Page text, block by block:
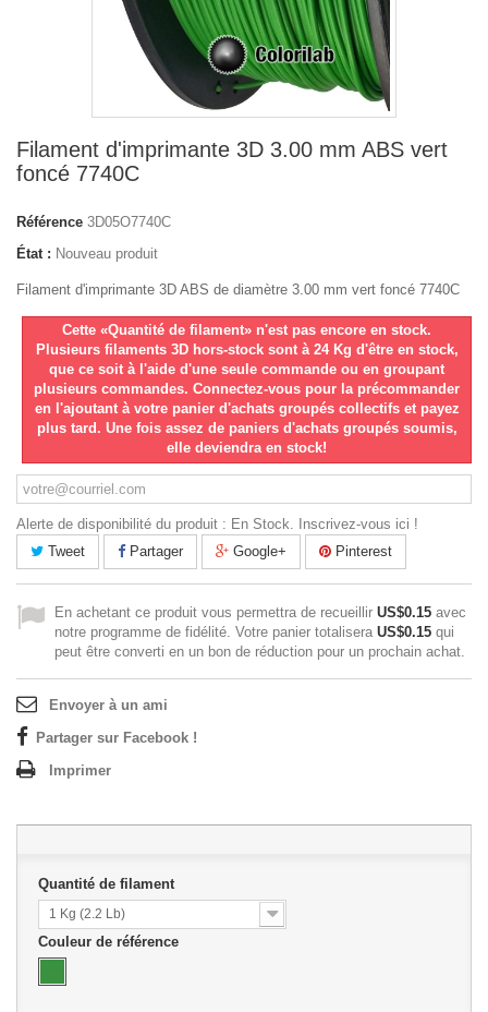
Filament d'imprimante 3D 3.00 mm ABS vert
foncé 7740C
Référence 3D05O7740C
État : Nouveau produit
Filament d'imprimante 3D ABS de diamètre 3.00 mm vert foncé 7740C
Cette «Quantité de filament» n'est pas encore en stock.
Plusieurs filaments 3D hors-stock sont à 24 Kg d'être en stock,
que ce soit à l'aide d'une seule commande ou en groupant
plusieurs commandes. Connectez-vous pour la précommander
en l'ajoutant à votre panier d'achats groupés collectifs et payez
plus tard. Une fois assez de paniers d'achats groupés soumis,
elle deviendra en stock!
Alerte de disponibilité du produit : En Stock. Inscrivez-vous ici !
Tweet
Partager Google+ Pinterest
En achetant ce produit vous permettra de recueillir US$0.15 avec
notre programme de fidélité. Votre panier totalisera US$0.15 qui
peut être converti en un bon de réduction pour un prochain achat.
Envoyer à un ami
Partager sur Facebook !
Imprimer
Quantité de filament
1 Kg (2.2 Lb)
Couleur de référence